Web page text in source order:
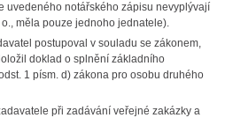
uvedeného notářského zápisu nevyplývají
měla pouze jednoho jednatele).
postupoval v souladu se zákonem,
doklad o splnění základního
1 písm. d) zákona pro osobu druhého
při zadávání veřejné zakázky a